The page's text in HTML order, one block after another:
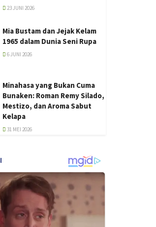
23 JUNI 2026
Mia Bustam dan Jejak Kelam
1965 dalam Dunia Seni Rupa
6 JUNI 2026
Minahasa yang Bukan Cuma
Bunaken: Roman Remy Silado,
Mestizo, dan Aroma Sabut
Kelapa
31 MEI 2026